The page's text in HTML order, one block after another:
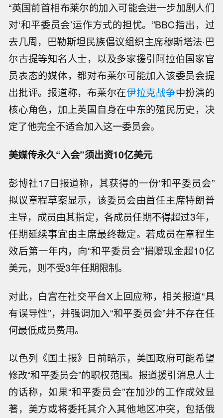
“英国前首相布莱尔的加入可能会进一步加剧人们
对‘和平委员会’运作方式的担忧。”BBC指出，过
去几周，巴勒斯坦民族倡议组织主席穆斯塔法·巴
尔古提等知名人士，以及多家援引阿拉伯国家官
员表态的媒体，都对布莱尔可能加入该委员会提
出批评。报道称，布莱尔在伊拉克战争中扮演的
核心角色，加上英国自身在中东的殖民历史，决
定了他完全不适合加入这一委员会。
美媒传永久“入会”须出资10亿美元
彭博社17日报道称，其获得的一份“和平委员会”
拟议章程草案显示，该委员会由首任主席特朗普
主导，成员由其指定，各成员任期不得超过3年，
任期延续事宜由主席最终裁定。若成员在章程生
效后第一年内，向“和平委员会”捐赠现金超10亿
美元，则不受3年任期限制。
对此，白宫在社交平台X上回应称，相关报道“具
有误导性”，并强调加入“和平委员会”并不存在任
何最低成员费用。
以色列《国土报》日前暗示，美国政府可能希望
修改“和平委员会”的职权范围。报道援引消息人士
的话称，如果“和平委员会”在加沙的工作成效显
著，美方或将委托其介入其他地区冲突，包括俄